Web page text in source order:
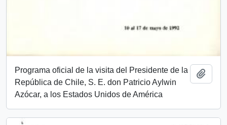
Programa oficial de la visita del Presidente de la
República de Chile, S. E. don Patricio Aylwin
Azócar, a los Estados Unidos de América